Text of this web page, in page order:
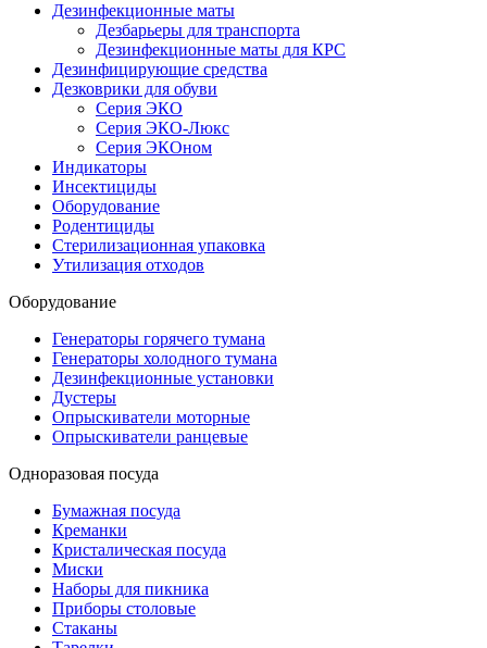
Дезинфекционные маты
Дезбарьеры для транспорта
Дезинфекционные маты для КРС
Дезинфицирующие средства
Дезковрики для обуви
Серия ЭКО
Серия ЭКО-Люкс
Серия ЭКОном
Индикаторы
Инсектициды
Оборудование
Родентициды
Стерилизационная упаковка
Утилизация отходов
Оборудование
Генераторы горячего тумана
Генераторы холодного тумана
Дезинфекционные установки
Дустеры
Опрыскиватели моторные
Опрыскиватели ранцевые
Одноразовая посуда
Бумажная посуда
Креманки
Кристалическая посуда
Миски
Наборы для пикника
Приборы столовые
Стаканы